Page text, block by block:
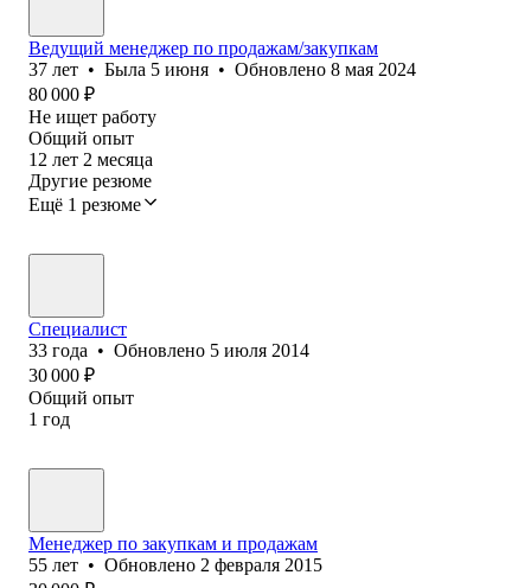
Ведущий менеджер по продажам/закупкам
37 лет • Была 5 июня • Обновлено 8 мая 2024
80 000 ₽
Не ищет работу
Общий опыт
12 лет 2 месяца
Другие резюме
Ещё 1 резюме
Специалист
33 года • Обновлено 5 июля 2014
30 000 ₽
Общий опыт
1 год
Менеджер по закупкам и продажам
55 лет • Обновлено 2 февраля 2015